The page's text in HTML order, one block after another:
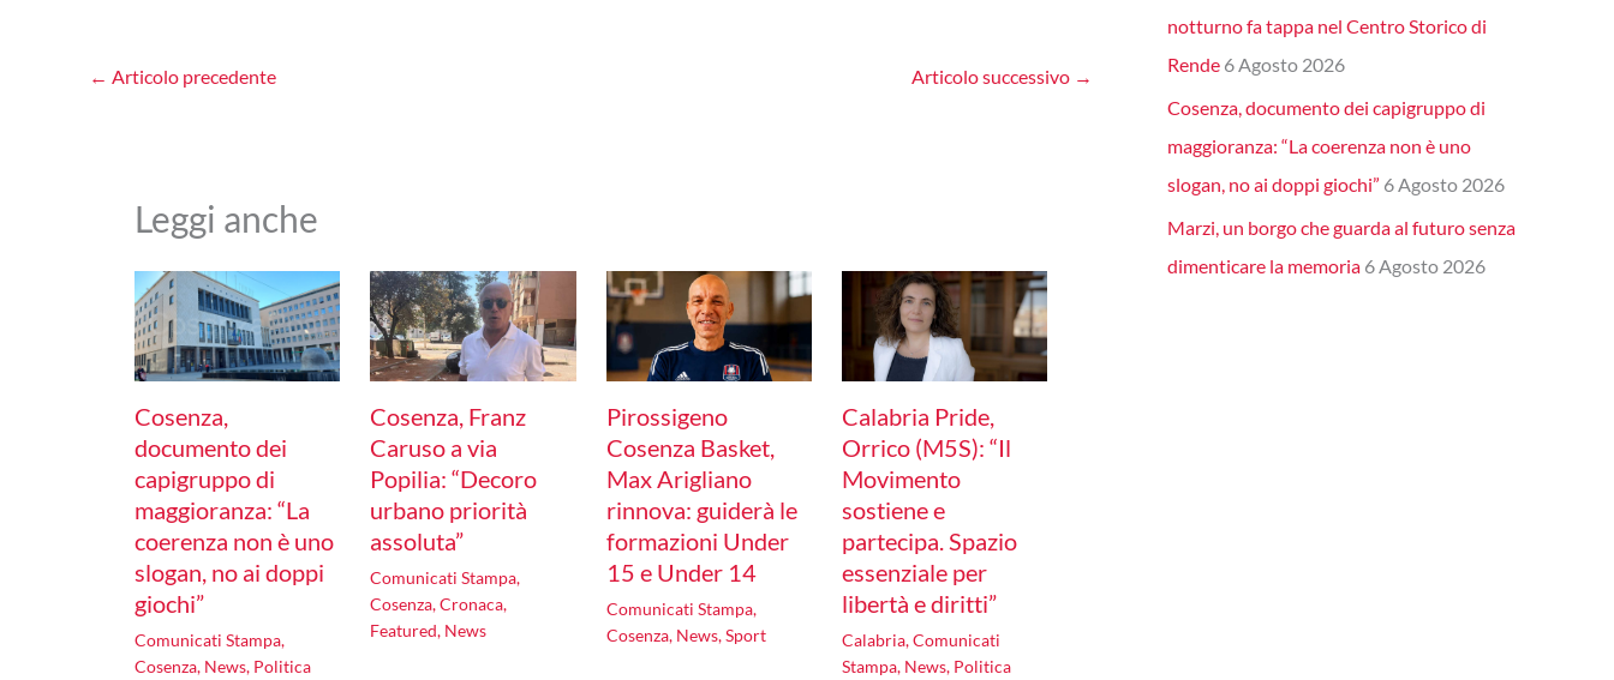
← Articolo precedente Articolo successivo →
Leggi anche
Cosenza,
documento dei
capigruppo di
maggioranza: “La
coerenza non è uno
slogan, no ai doppi
giochi”
Comunicati Stampa,
Cosenza, News, Politica
Cosenza, Franz
Caruso a via
Popilia: “Decoro
urbano priorità
assoluta”
Comunicati Stampa,
Cosenza,Cronaca,
Featured, News
Pirossigeno
Cosenza Basket,
Max Arigliano
rinnova: guiderà le
formazioni Under
15 e Under 14
Comunicati Stampa,
Cosenza, News,Sport
Calabria Pride,
Orrico (M5S): “Il
Movimento
sostiene e
partecipa. Spazio
essenziale per
libertà e diritti”
Calabria,Comunicati
Stampa, News, Politica
notturno fa tappa nel Centro Storico di
Rende 6 Agosto 2026
Cosenza, documento dei capigruppo di
maggioranza: “La coerenza non è uno
slogan, no ai doppi giochi” 6 Agosto 2026
Marzi, un borgo che guarda al futuro senza
dimenticare la memoria 6 Agosto 2026